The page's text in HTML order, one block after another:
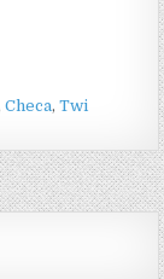
Checa Twi